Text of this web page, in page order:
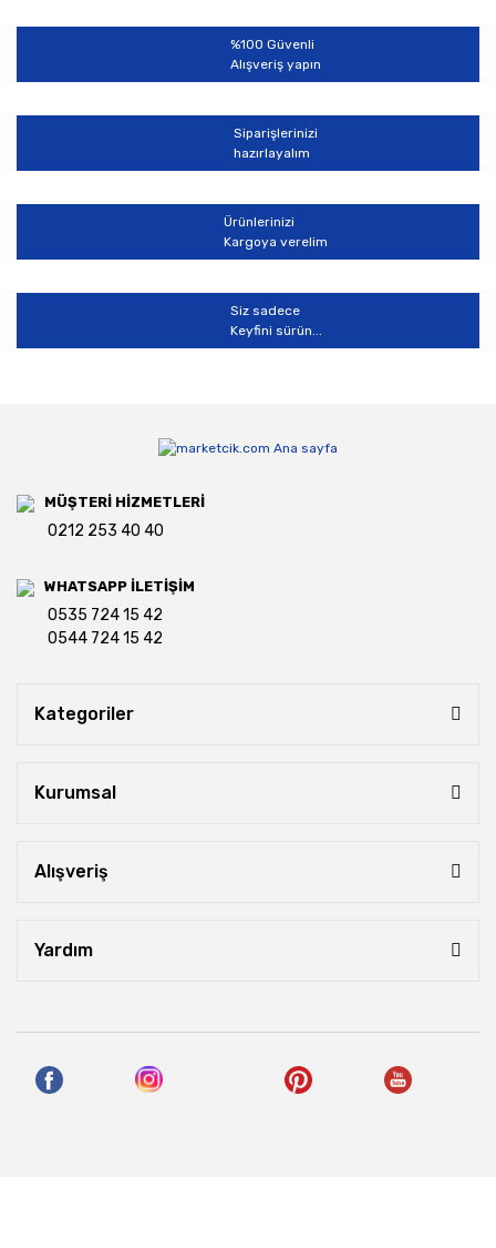
Bu ürüne benzer farklı alternatifler olmalı.
Gönder
%100 Güvenli
Alışveriş yapın
Siparişlerinizi
hazırlayalım
Ürünlerinizi
Kargoya verelim
Siz sadece
Keyfini sürün...
MÜŞTERİ HİZMETLERİ
0212 253 40 40
WHATSAPP İLETİŞİM
0535 724 15 42
0544 724 15 42
Kategoriler
Kurumsal
Alışveriş
Yardım